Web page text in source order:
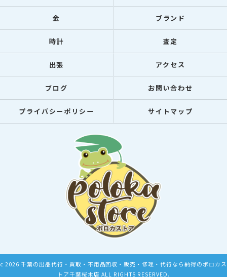
金 ブランド
時計 査定
出張 アクセス
ブログ お問い合わせ
プライバシーポリシー サイトマップ
c 2026 千葉の出品代行・買取・不用品回収・販売・修理・代行なら納得のポロカス
トア千葉桜木店 ALL RIGHTS RESERVED.